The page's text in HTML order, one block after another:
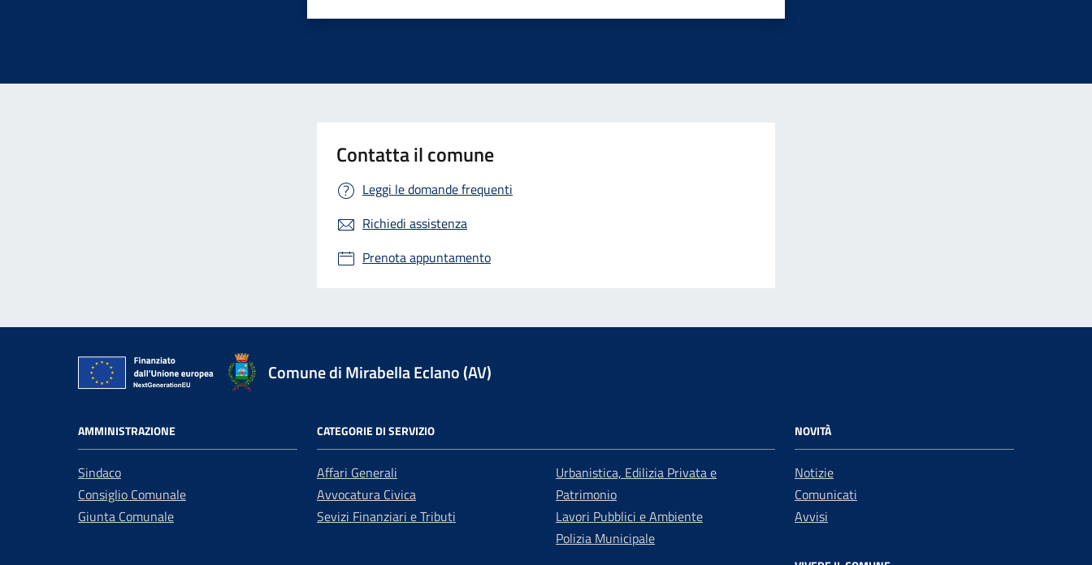
Contatta il comune
Leggi le domande frequenti
Richiedi assistenza
Prenota appuntamento
Comune di Mirabella Eclano (AV)
AMMINISTRAZIONE
Sindaco
Consiglio Comunale
Giunta Comunale
CATEGORIE DI SERVIZIO
Affari Generali
Avvocatura Civica
Sevizi Finanziari e Tributi
Urbanistica, Edilizia Privata e
Patrimonio
Lavori Pubblici e Ambiente
Polizia Municipale
NOVITÀ
Notizie
Comunicati
Avvisi